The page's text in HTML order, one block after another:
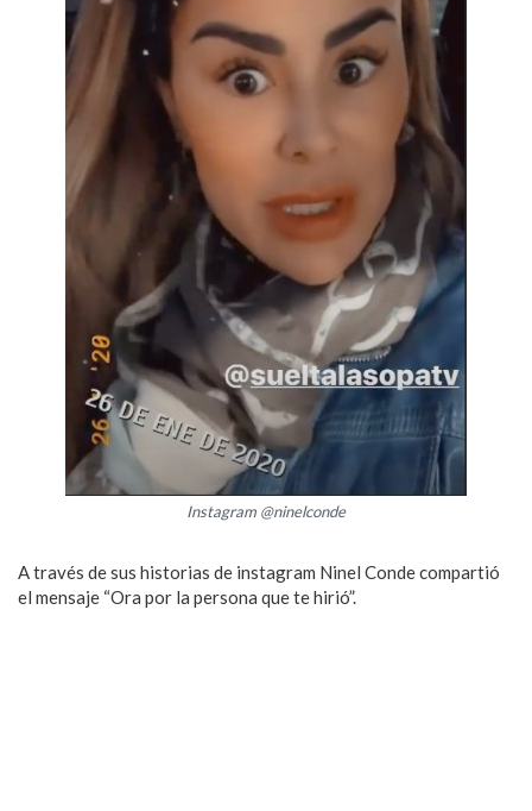
Instagram @ninelconde
A través de sus historias de instagram Ninel Conde compartió
el mensaje “Ora por la persona que te hirió”.